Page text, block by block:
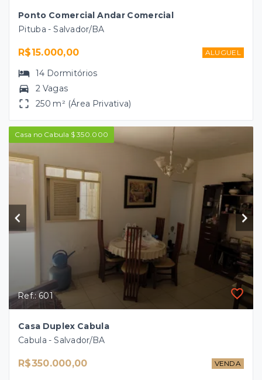
Ponto Comercial Andar Comercial
Pituba - Salvador/BA
R$15.000,00 ALUGUEL
14 Dormitórios
2 Vagas
250 m² (Área Privativa)
Casa no Cabula $ 350.000
Ref.: 601
Casa Duplex Cabula
Cabula - Salvador/BA
R$350.000,00 VENDA